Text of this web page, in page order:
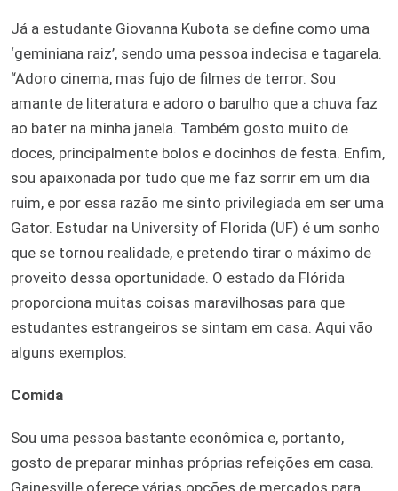
Já a estudante Giovanna Kubota se define como uma
‘geminiana raiz’, sendo uma pessoa indecisa e tagarela.
“Adoro cinema, mas fujo de filmes de terror. Sou
amante de literatura e adoro o barulho que a chuva faz
ao bater na minha janela. Também gosto muito de
doces, principalmente bolos e docinhos de festa. Enfim,
sou apaixonada por tudo que me faz sorrir em um dia
ruim, e por essa razão me sinto privilegiada em ser uma
Gator. Estudar na University of Florida (UF) é um sonho
que se tornou realidade, e pretendo tirar o máximo de
proveito dessa oportunidade. O estado da Flórida
proporciona muitas coisas maravilhosas para que
estudantes estrangeiros se sintam em casa. Aqui vão
alguns exemplos:
Comida
Sou uma pessoa bastante econômica e, portanto,
gosto de preparar minhas próprias refeições em casa.
Gainesville oferece várias opções de mercados para